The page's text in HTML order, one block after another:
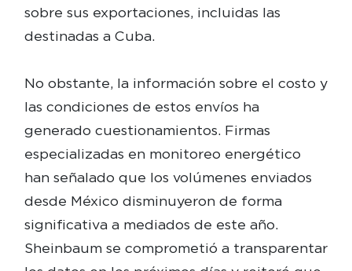
sobre sus exportaciones, incluidas las
destinadas a Cuba.
No obstante, la información sobre el costo y
las condiciones de estos envíos ha
generado cuestionamientos. Firmas
especializadas en monitoreo energético
han señalado que los volúmenes enviados
desde México disminuyeron de forma
significativa a mediados de este año.
Sheinbaum se comprometió a transparentar